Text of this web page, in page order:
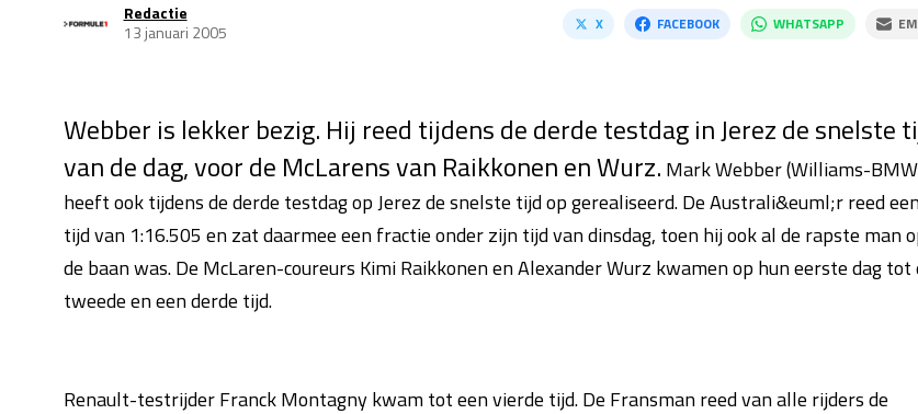
Redactie
13 januari 2005
X FACEBOOK WHATSAPP
Webber is lekker bezig. Hij reed tijdens de derde testdag in Jerez de snelste
van de dag, voor de McLarens van Raikkonen en Wurz. Mark Webber (Williams-
heeft ook tijdens de derde testdag op Jerez de snelste tijd op gerealiseerd. De Australi&euml;r reed
tijd van 1:16.505 en zat daarmee een fractie onder zijn tijd van dinsdag, toen hij ook al de rapste man
de baan was. De McLaren-coureurs Kimi Raikkonen en Alexander Wurz kwamen op hun eerste dag tot
tweede en een derde tijd.
Renault-testrijder Franck Montagny kwam tot een vierde tijd. De Fransman reed van alle rijders de